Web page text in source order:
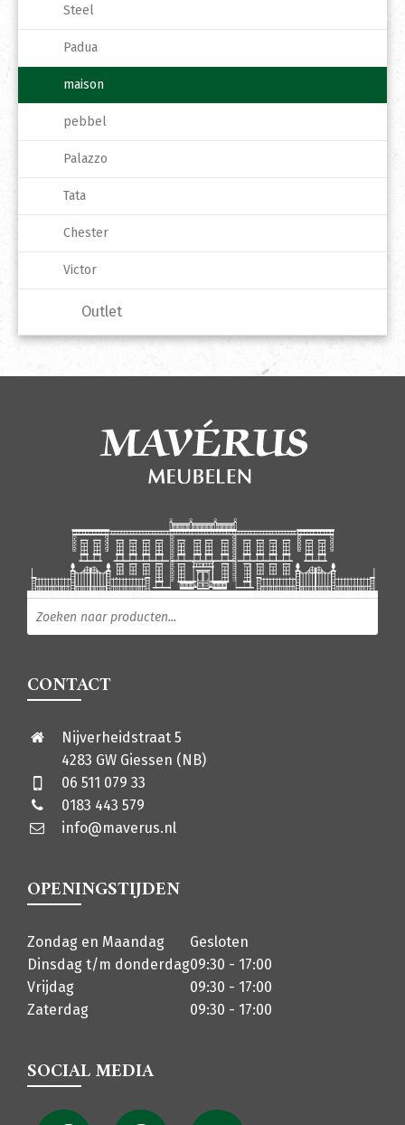
Steel
Padua
maison
pebbel
Palazzo
Tata
Chester
Victor
Outlet
CONTACT
Nijverheidstraat 5
4283 GW Giessen (NB)
06 511 079 33
0183 443 579
info@maverus.nl
OPENINGSTIJDEN
Zondag en Maandag
Gesloten
Dinsdag t/m donderdag09:30 - 17:00
Vrijdag
09:30 - 17:00
Zaterdag
09:30 - 17:00
SOCIAL MEDIA